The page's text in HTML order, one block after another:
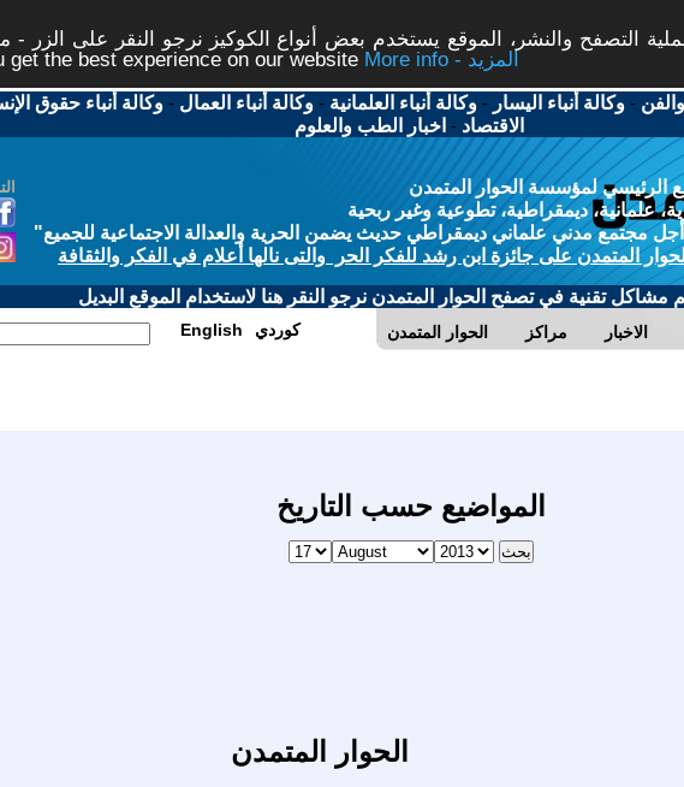
التصفح والنشر، الموقع يستخدم بعض أنواع الكوكيز نرجو النقر على الزر -
the best experience on our website
More info - المزيد
-وكالة أنباء اليسار -وكالة أنباء العلمانية -وكالة أنباء العمال -وكالة أنباء حقوق
الاقتصاد - اخبار الطب والعلوم
الرئيسي لمؤسسة الحوار المتمدن
علمانية، ديمقراطية، تطوعية وغير ربحية
مجتمع مدني علماني ديمقراطي حديث يضمن الحرية والعدالة الاجتماعية للجميع"
المتمدن على جائزة ابن رشد للفكر الحر والتى نالها أعلام في الفكر والثقافة
مشاكل تقنية في تصفح الحوار المتمدن نرجو النقر هنا لاستخدام الموقع البديل
الحوار المتمدن مراكز الاخبار English كوردي
المواضيع حسب التاريخ
الحوار المتمدن